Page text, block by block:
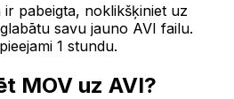
pabeigta, noklikšķiniet uz
savu jauno AVI failu.
1 stundu.
MOV uz AVI?